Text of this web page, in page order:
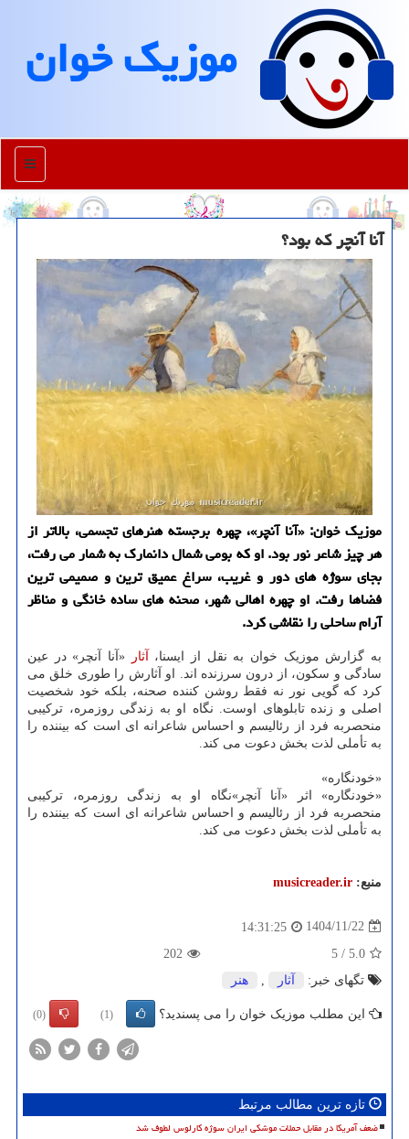
موزیك خوان
منو
آنا آنچر که بود؟
موزیک خوان: «آنا آنچر»، چهره برجسته هنرهای تجسمی، بالاتر از
هر چیز شاعر نور بود. او که بومی شمال دانمارک به شمار می رفت،
بجای سوژه های دور و غریب، سراغ عمیق ترین و صمیمی ترین
فضاها رفت. او چهره اهالی شهر، صحنه های ساده خانگی و مناظر
آرام ساحلی را نقاشی کرد.
به گزارش موزیک خوان به نقل از ایسنا، آثار
«آنا آنچر» در عین
سادگی و سکون، از درون سرزنده اند. او آثارش را طوری خلق می
کرد که گویی نور نه فقط روشن کننده صحنه، بلکه خود شخصیت
اصلی و زنده تابلوهای اوست. نگاه او به زندگی روزمره، ترکیبی
منحصربه فرد از رئالیسم و احساس شاعرانه ای است که بیننده را
به تأملی لذت بخش دعوت می کند.
«خودنگاره»
«خودنگاره» اثر «آنا آنچر»نگاه او به زندگی روزمره، ترکیبی
منحصربه فرد از رئالیسم و احساس شاعرانه ای است که بیننده را
به تأملی لذت بخش دعوت می کند.
منبع: musicreader.ir
1404/11/22
14:31:25
5.0
/
5
202
تگهای خبر:
آثار , هنر
این مطلب موزیک خوان را می پسندید؟ (1)
(0)
تازه ترین مطالب مرتبط
ضعف آمریکا در مقابل حملات موشکی ایران سوژه کارلوس لطوف شد